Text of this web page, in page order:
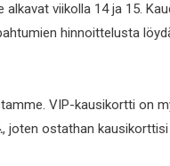
viikolla 14 ja 15.
hinnoittelusta
VIP-kausikortti on
, joten ostathan kausikorttisi